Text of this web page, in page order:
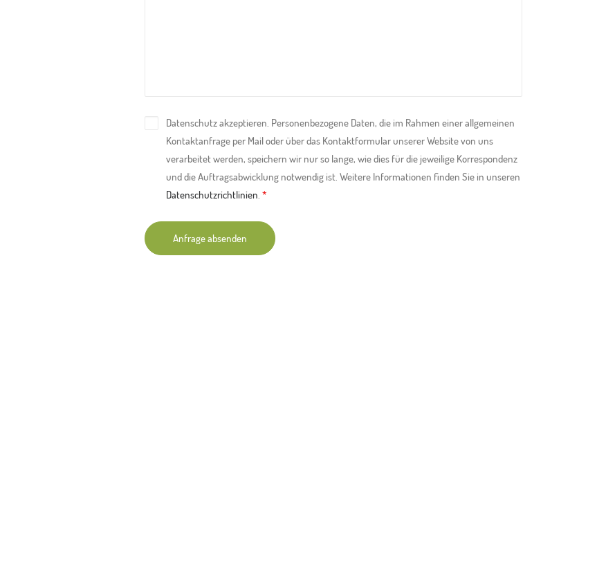
Datenschutz akzeptieren. Personenbezogene Daten, die im Rahmen einer allgemeinen
Kontaktanfrage per Mail oder über das Kontaktformular unserer Website von uns
verarbeitet werden, speichern wir nur so lange, wie dies für die jeweilige Korrespondenz
und die Auftragsabwicklung notwendig ist. Weitere Informationen finden Sie in unseren
Datenschutzrichtlinien. *